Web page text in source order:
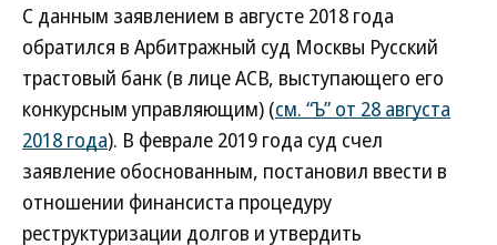
С данным заявлением в августе 2018 года
обратился в Арбитражный суд Москвы Русский
трастовый банк (в лице АСВ, выступающего его
конкурсным управляющим) (см. “Ъ” от 28 августа
2018 года). В феврале 2019 года суд счел
заявление обоснованным, постановил ввести в
отношении финансиста процедуру
реструктуризации долгов и утвердить